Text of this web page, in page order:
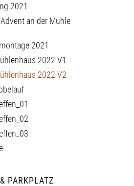
2021
an der Mühle
2021
2022 V1
2022 V2
PARKPLATZ